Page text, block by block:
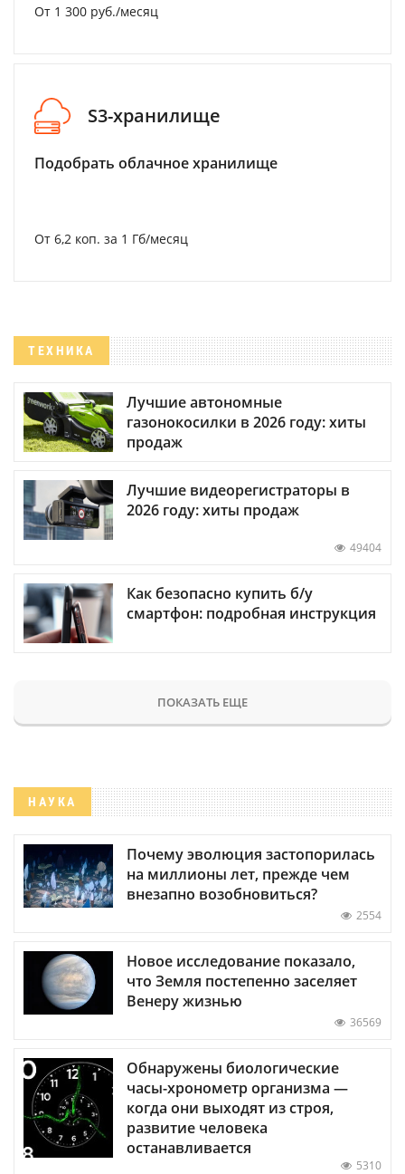
От 1 300 руб./месяц
S3-хранилище
Подобрать облачное хранилище
От 6,2 коп. за 1 Гб/месяц
ТЕХНИКА
Лучшие автономные
газонокосилки в 2026 году: хиты
продаж
Лучшие видеорегистраторы в
2026 году: хиты продаж
49404
Как безопасно купить б/у
смартфон: подробная инструкция
ПОКАЗАТЬ ЕЩЕ
НАУКА
Почему эволюция застопорилась
на миллионы лет, прежде чем
внезапно возобновиться?
2554
Новое исследование показало,
что Земля постепенно заселяет
Венеру жизнью
36569
Обнаружены биологические
часы-хронометр организма —
когда они выходят из строя,
развитие человека
останавливается
5310